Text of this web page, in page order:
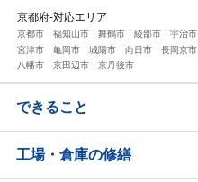
京都府-対応エリア
京都市 福知山市 舞鶴市 綾部市
宇治市
宮津市
亀岡市 城陽市 向日市
長岡京市
八幡市
京田辺市 京丹後市
できること
工場・倉庫の修繕